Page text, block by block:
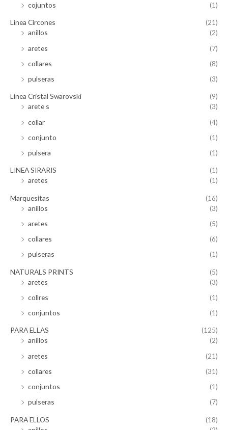
cojuntos
(1)
Linea Circones
(21)
anillos
(2)
aretes
(7)
collares
(8)
pulseras
(3)
Linea Cristal Swarovski
(9)
arete s
(3)
collar
(4)
conjunto
(1)
pulsera
(1)
LINEA SIRARIS
(1)
aretes
(1)
Marquesitas
(16)
anillos
(3)
aretes
(5)
collares
(6)
pulseras
(1)
NATURALS PRINTS
(5)
aretes
(3)
collres
(1)
conjuntos
(1)
PARA ELLAS
(125)
anillos
(2)
aretes
(21)
collares
(31)
conjuntos
(1)
pulseras
(7)
PARA ELLOS
(18)